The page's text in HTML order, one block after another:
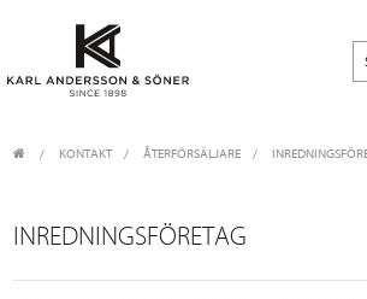
KONTAKT / ÅTERFÖRSÄLJARE /
INREDNINGSFÖRETAG